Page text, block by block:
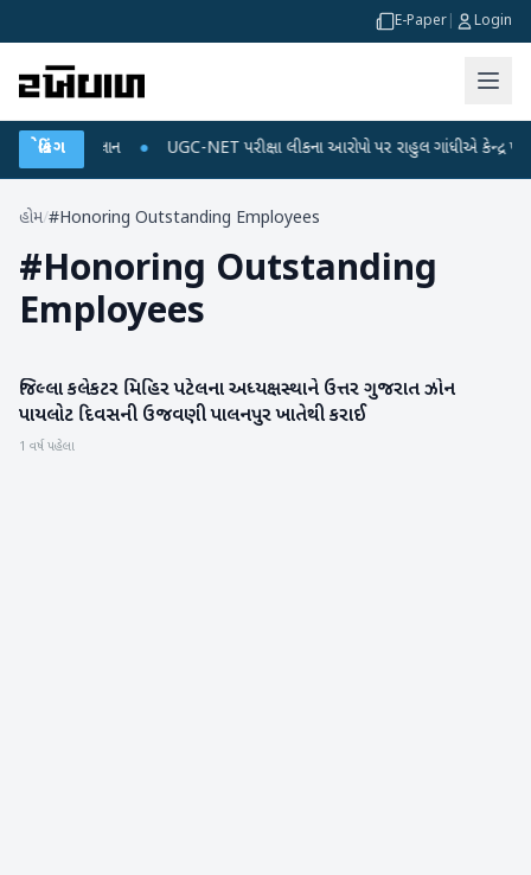
E-Paper Login
બ્રેકિંગ
અને ડેટા પ્લાન ● UGC-NET પરીક્ષા લીકના આરોપો પર રાહુલ ગાંધીએ કેન્દ્ર પર
હોમ/#Honoring Outstanding Employees
#Honoring Outstanding
Employees
બનાસકાંઠા
જિલ્લા કલેકટર મિહિર પટેલના અધ્યક્ષસ્થાને ઉત્તર ગુજરાત ઝોન
પાયલોટ દિવસની ઉજવણી પાલનપુર ખાતેથી કરાઈ
1 વર્ષ પહેલા